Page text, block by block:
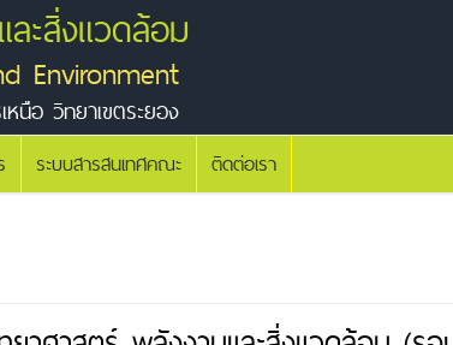
ะสิ่งแวดล้อม
Environment
หนือ วิทยาเขตระยอง
ระบบสารสนเทศคณะ ติดต่อเรา